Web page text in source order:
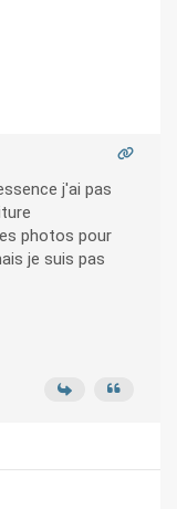
j'ai pas
photos pour
je suis pas